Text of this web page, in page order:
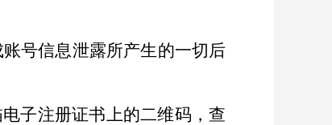
号信息泄露所产生的一切后
电子注册证书上的二维码，查